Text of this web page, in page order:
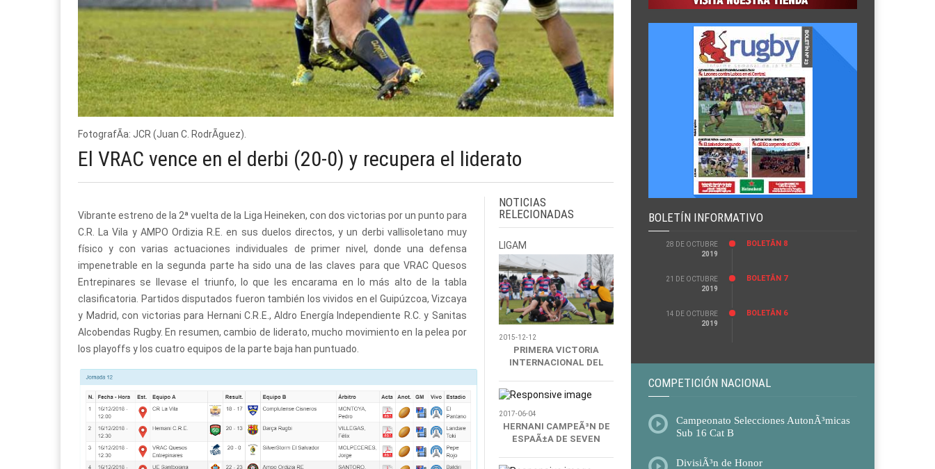
FotografÃ­a: JCR (Juan C. RodrÃ­guez).
El VRAC vence en el derbi (20-0) y recupera el liderato
Vibrante estreno de la 2ª vuelta de la Liga Heineken, con dos victorias por un punto para
C.R. La Vila y AMPO Ordizia R.E. en sus duelos directos, y un derbi vallisoletano muy
físico y con varias actuaciones individuales de primer nivel, donde una defensa
impenetrable en la segunda parte ha sido una de las claves para que VRAC Quesos
Entrepinares se llevase el triunfo, lo que les encarama en lo más alto de la tabla
clasificatoria. Partidos disputados fueron también los vividos en el Guipúzcoa, Vizcaya
y Madrid, con victorias para Hernani C.R.E., Aldro Energía Independiente R.C. y Sanitas
Alcobendas Rugby. En resumen, cambio de liderato, mucho movimiento en la pelea por
los playoffs y los cuatro equipos de la parte baja han puntuado.
NOTICIAS
RELECIONADAS
LIGAM
2015-12-12
PRIMERA VICTORIA
INTERNACIONAL DEL
2017-06-04
HERNANI CAMPEÃ³N DE
ESPAÃ±A DE SEVEN
BOLETÍN INFORMATIVO
28 DE OCTUBRE
2019
BOLETÃ­N 8
21 DE OCTUBRE
2019
BOLETÃ­N 7
14 DE OCTUBRE
2019
BOLETÃ­N 6
COMPETICIÓN NACIONAL
Campeonato Selecciones AutonÃ³micas
Sub 16 Cat B
DivisiÃ³n de Honor